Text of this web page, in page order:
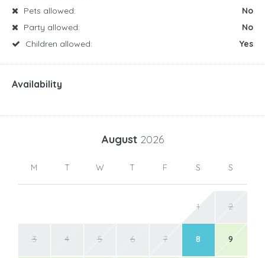
Pets allowed:
No
Party allowed:
No
Children allowed:
Yes
Availability
August 2026
M T W T F S S
1 2
3 4 5 6 7 8 9